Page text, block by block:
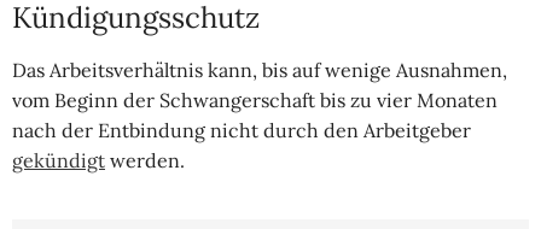
Kündigungsschutz
Das Arbeitsverhältnis kann, bis auf wenige Ausnahmen,
vom Beginn der Schwangerschaft bis zu vier Monaten
nach der Entbindung nicht durch den Arbeitgeber
gekündigt werden.